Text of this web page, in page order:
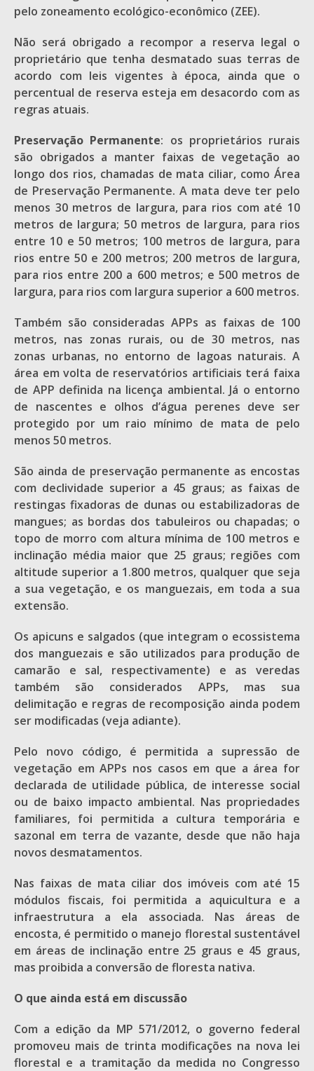
pelo zoneamento ecológico-econômico (ZEE).
Não será obrigado a recompor a reserva legal o
proprietário que tenha desmatado suas terras de
acordo com leis vigentes à época, ainda que o
percentual de reserva esteja em desacordo com as
regras atuais.
Preservação Permanente: os proprietários rurais
são obrigados a manter faixas de vegetação ao
longo dos rios, chamadas de mata ciliar, como Área
de Preservação Permanente. A mata deve ter pelo
menos 30 metros de largura, para rios com até 10
metros de largura; 50 metros de largura, para rios
entre 10 e 50 metros; 100 metros de largura, para
rios entre 50 e 200 metros; 200 metros de largura,
para rios entre 200 a 600 metros; e 500 metros de
largura, para rios com largura superior a 600 metros.
Também são consideradas APPs as faixas de 100
metros, nas zonas rurais, ou de 30 metros, nas
zonas urbanas, no entorno de lagoas naturais. A
área em volta de reservatórios artificiais terá faixa
de APP definida na licença ambiental. Já o entorno
de nascentes e olhos d’água perenes deve ser
protegido por um raio mínimo de mata de pelo
menos 50 metros.
São ainda de preservação permanente as encostas
com declividade superior a 45 graus; as faixas de
restingas fixadoras de dunas ou estabilizadoras de
mangues; as bordas dos tabuleiros ou chapadas; o
topo de morro com altura mínima de 100 metros e
inclinação média maior que 25 graus; regiões com
altitude superior a 1.800 metros, qualquer que seja
a sua vegetação, e os manguezais, em toda a sua
extensão.
Os apicuns e salgados (que integram o ecossistema
dos manguezais e são utilizados para produção de
camarão e sal, respectivamente) e as veredas
também são considerados APPs, mas sua
delimitação e regras de recomposição ainda podem
ser modificadas (veja adiante).
Pelo novo código, é permitida a supressão de
vegetação em APPs nos casos em que a área for
declarada de utilidade pública, de interesse social
ou de baixo impacto ambiental. Nas propriedades
familiares, foi permitida a cultura temporária e
sazonal em terra de vazante, desde que não haja
novos desmatamentos.
Nas faixas de mata ciliar dos imóveis com até 15
módulos fiscais, foi permitida a aquicultura e a
infraestrutura a ela associada. Nas áreas de
encosta, é permitido o manejo florestal sustentável
em áreas de inclinação entre 25 graus e 45 graus,
mas proibida a conversão de floresta nativa.
O que ainda está em discussão
Com a edição da MP 571/2012, o governo federal
promoveu mais de trinta modificações na nova lei
florestal e a tramitação da medida no Congresso